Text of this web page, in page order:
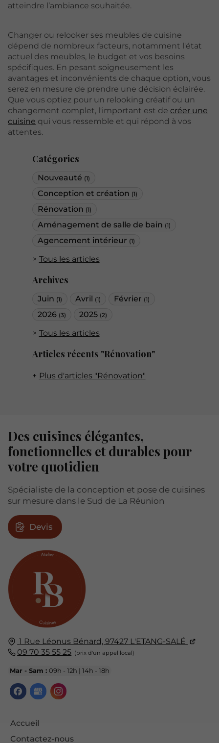
Catégories
Nouveauté (1)
Conception et création (1)
Rénovation (1)
Aménagement de salle de bain (1)
Agencement intérieur (1)
Tous les articles
Archives
Juin (1) Avril (1) Février (1)
2026 (3) 2025 (2)
Tous les articles
Articles récents "Rénovation"
Plus d'articles "Rénovation"
atteindre l’ambiance souhaitée.
Changer ou relooker ses meubles de cuisine
dépend de nombreux facteurs, notamment l'état
actuel des meubles, le budget et vos besoins
spécifiques. En pesant soigneusement les
avantages et inconvénients de chaque option, vous
serez en mesure de prendre une décision éclairée.
Que vous optiez pour un relooking créatif ou un
changement complet, l'important est de créer une
cuisine qui vous ressemble et qui répond à vos
attentes.
1 Rue Léonus Bénard,97427 L'ETANG-SALÉ
09 70 35 55 25
Mar - Sam :09h - 12h | 14h - 18h
Accueil
Contactez-nous
Des cuisines élégantes,
fonctionnelles et durables pour
votre quotidien
Spécialiste de la conception et pose de cuisines
sur mesure dans le Sud de La Réunion
Devis